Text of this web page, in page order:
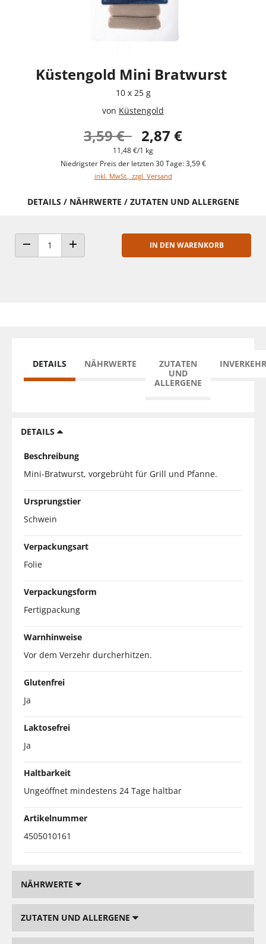
Küstengold Mini Bratwurst
10 x 25 g
von Küstengold
3,59 € 2,87 €
11,48 €/1 kg
Niedrigster Preis der letzten 30 Tage: 3,59 €
inkl. MwSt., zzgl. Versand
DETAILS / NÄHRWERTE / ZUTATEN UND ALLERGENE
ANZAHL VERRINGERNANZAHL ERHÖHEN
IN DEN WARENKORB
DETAILS NÄHRWERTE
ZUTATEN
UND
ALLERGENE
DETAILS
Beschreibung
Mini-Bratwurst, vorgebrüht für Grill und Pfanne.
Ursprungstier
Schwein
Verpackungsart
Folie
Verpackungsform
Fertigpackung
Warnhinweise
Vor dem Verzehr durcherhitzen.
Glutenfrei
Ja
Laktosefrei
Ja
Haltbarkeit
Ungeöffnet mindestens 24 Tage haltbar
Artikelnummer
4505010161
NÄHRWERTE
ZUTATEN UND ALLERGENE